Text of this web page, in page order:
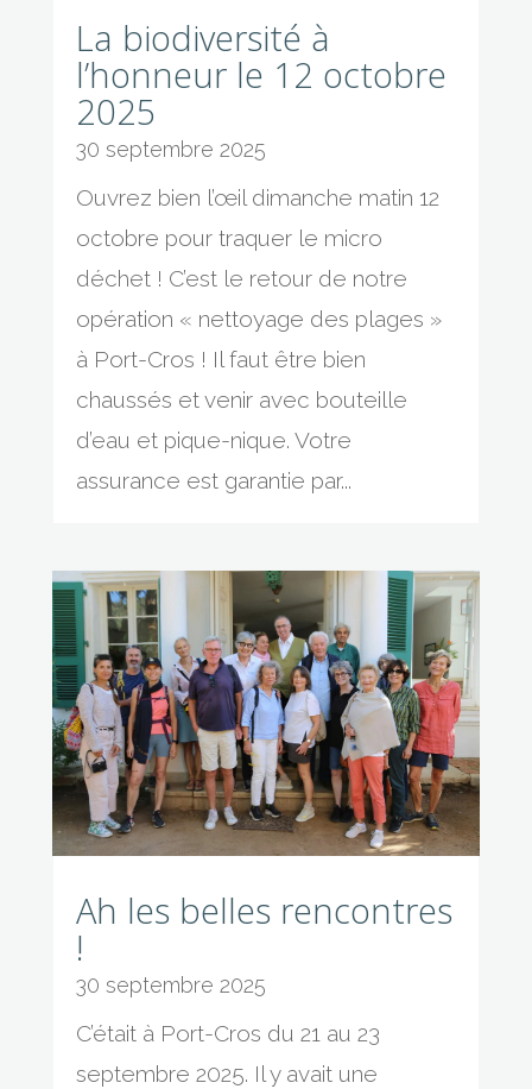
La biodiversité à
l’honneur le 12 octobre
2025
30 septembre 2025
Ouvrez bien l’œil dimanche matin 12
octobre pour traquer le micro
déchet ! C’est le retour de notre
opération « nettoyage des plages »
à Port-Cros ! Il faut être bien
chaussés et venir avec bouteille
d’eau et pique-nique. Votre
assurance est garantie par...
Ah les belles rencontres
!
30 septembre 2025
C’était à Port-Cros du 21 au 23
septembre 2025. Il y avait une